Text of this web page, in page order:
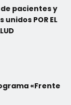
pacientes y
POR EL
«Frente